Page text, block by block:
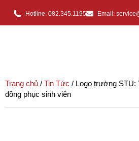
Hotline: 082.345.1195 Email:
Trang chủ / Tin Tức / Logo trường STU:
đồng phục sinh viên